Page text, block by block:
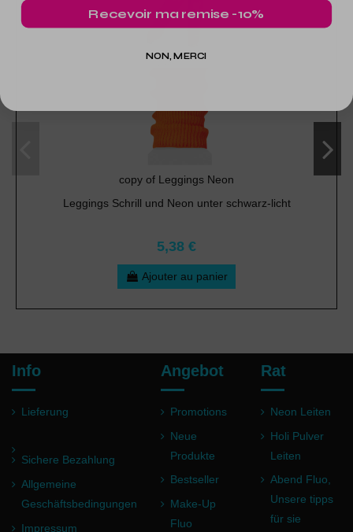
copy of Leggings Neon
Leggings Schrill und Neon unter schwarz-licht
5,38 €
Ajouter au panier
Info
Lieferung
Sichere Bezahlung
Allgemeine
Geschäftsbedingungen
Impressum
Angebot
Promotions
Neue
Produkte
Bestseller
Make-Up
Fluo
Rat
Neon Leiten
Holi Pulver
Leiten
Abend Fluo,
Unsere tipps
für sie
Recevoir ma remise -10%
NON, MERCI